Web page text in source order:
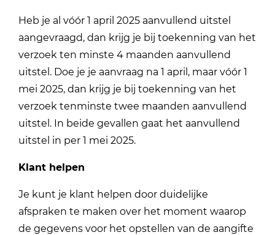
Heb je al vóór 1 april 2025 aanvullend uitstel
aangevraagd, dan krijg je bij toekenning van het
verzoek ten minste 4 maanden aanvullend
uitstel. Doe je je aanvraag na 1 april, maar vóór 1
mei 2025, dan krijg je bij toekenning van het
verzoek tenminste twee maanden aanvullend
uitstel. In beide gevallen gaat het aanvullend
uitstel in per 1 mei 2025.
Klant helpen
Je kunt je klant helpen door duidelijke
afspraken te maken over het moment waarop
de gegevens voor het opstellen van de aangifte